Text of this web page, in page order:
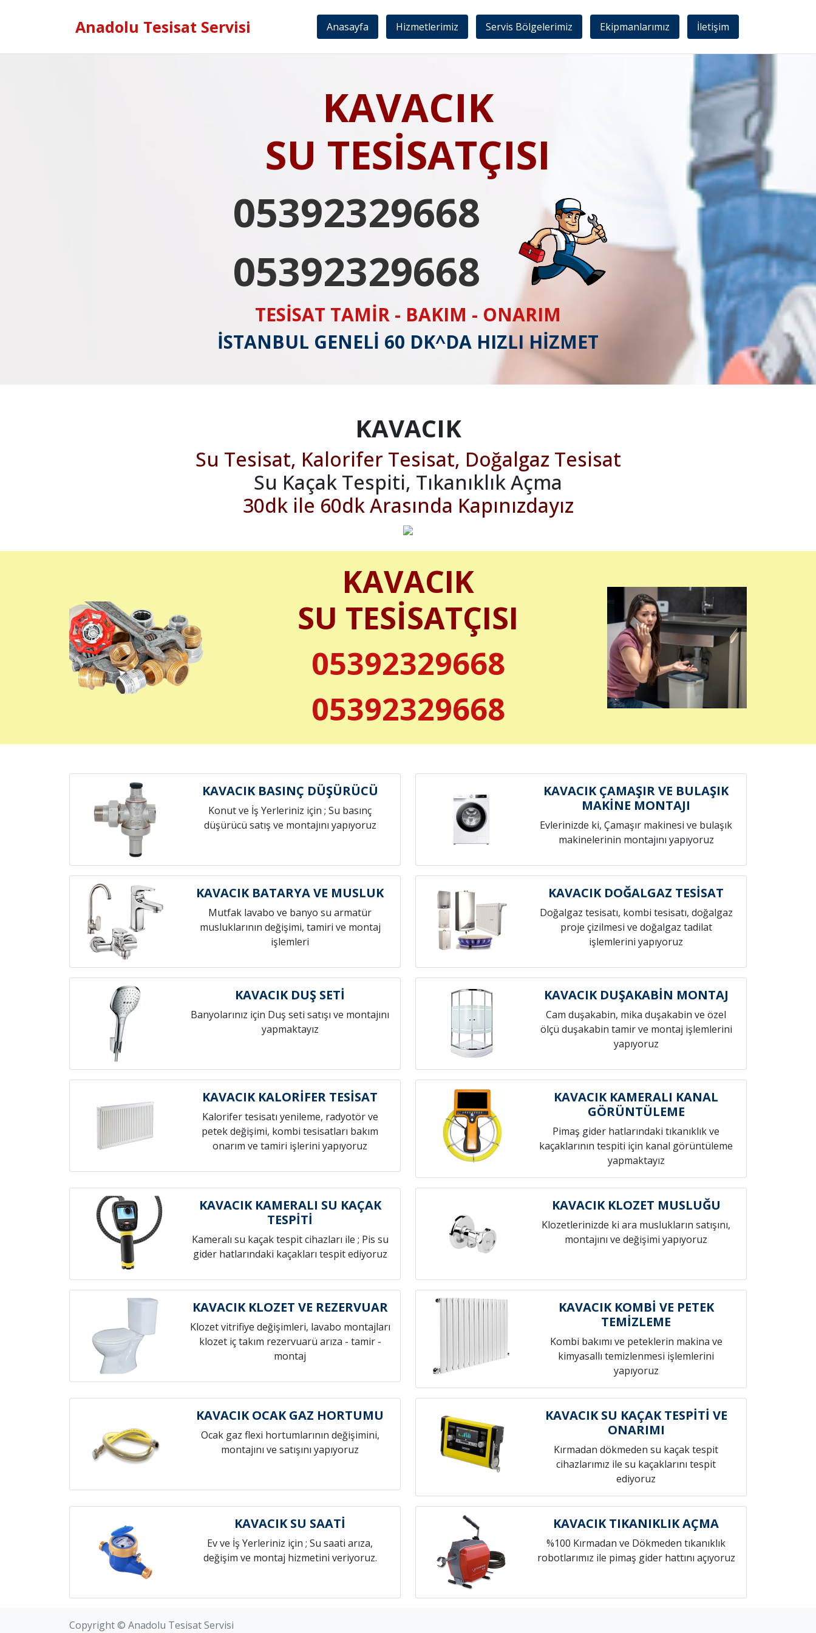
Anadolu Tesisat Servisi Anasayfa Hizmetlerimiz Servis Bölgelerimiz Ekipmanlarımız İletişim
KAVACIK
SU TESİSATÇISI
05392329668
05392329668
TESİSAT TAMİR - BAKIM - ONARIM
İSTANBUL GENELİ 60 DK^DA HIZLI HİZMET
KAVACIK
Su Tesisat, Kalorifer Tesisat, Doğalgaz Tesisat
Su Kaçak Tespiti, Tıkanıklık Açma
30dk ile 60dk Arasında Kapınızdayız
KAVACIK
SU TESİSATÇISI
05392329668
05392329668
KAVACIK BASINÇ DÜŞÜRÜCÜ
Konut ve İş Yerleriniz için ; Su basınç
düşürücü satış ve montajını yapıyoruz
KAVACIK ÇAMAŞIR VE BULAŞIK
MAKİNE MONTAJI
Evlerinizde ki, Çamaşır makinesi ve bulaşık
makinelerinin montajını yapıyoruz
KAVACIK BATARYA VE MUSLUK
Mutfak lavabo ve banyo su armatür
musluklarının değişimi, tamiri ve montaj
işlemleri
KAVACIK DOĞALGAZ TESİSAT
Doğalgaz tesisatı, kombi tesisatı, doğalgaz
proje çizilmesi ve doğalgaz tadilat
işlemlerini yapıyoruz
KAVACIK DUŞ SETİ
Banyolarınız için Duş seti satışı ve montajını
yapmaktayız
KAVACIK DUŞAKABİN MONTAJ
Cam duşakabin, mika duşakabin ve özel
ölçü duşakabin tamir ve montaj işlemlerini
yapıyoruz
KAVACIK KALORİFER TESİSAT
Kalorifer tesisatı yenileme, radyotör ve
petek değişimi, kombi tesisatları bakım
onarım ve tamiri işlerini yapıyoruz
KAVACIK KAMERALI KANAL
GÖRÜNTÜLEME
Pimaş gider hatlarındaki tıkanıklık ve
kaçaklarının tespiti için kanal görüntüleme
yapmaktayız
KAVACIK KAMERALI SU KAÇAK
TESPİTİ
Kameralı su kaçak tespit cihazları ile ; Pis su
gider hatlarındaki kaçakları tespit ediyoruz
KAVACIK KLOZET MUSLUĞU
Klozetlerinizde ki ara muslukların satışını,
montajını ve değişimi yapıyoruz
KAVACIK KLOZET VE REZERVUAR
Klozet vitrifiye değişimleri, lavabo montajları
klozet iç takım rezervuarü arıza - tamir -
montaj
KAVACIK KOMBİ VE PETEK
TEMİZLEME
Kombi bakımı ve peteklerin makina ve
kimyasallı temizlenmesi işlemlerini
yapıyoruz
KAVACIK OCAK GAZ HORTUMU
Ocak gaz flexi hortumlarının değişimini,
montajını ve satışını yapıyoruz
KAVACIK SU KAÇAK TESPİTİ VE
ONARIMI
Kırmadan dökmeden su kaçak tespit
cihazlarımız ile su kaçaklarını tespit
ediyoruz
KAVACIK SU SAATİ
Ev ve İş Yerleriniz için ; Su saati arıza,
değişim ve montaj hizmetini veriyoruz.
KAVACIK TIKANIKLIK AÇMA
%100 Kırmadan ve Dökmeden tıkanıklık
robotlarımız ile pimaş gider hattını açıyoruz
Copyright © Anadolu Tesisat Servisi